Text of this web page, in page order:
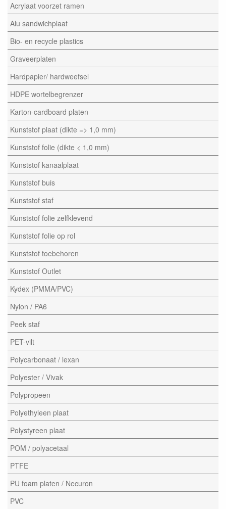
Acrylaat voorzet ramen
Alu sandwichplaat
Bio- en recycle plastics
Graveerplaten
Hardpapier/ hardweefsel
HDPE wortelbegrenzer
Karton-cardboard platen
Kunststof plaat (dikte => 1,0 mm)
Kunststof folie (dikte < 1,0 mm)
Kunststof kanaalplaat
Kunststof buis
Kunststof staf
Kunststof folie zelfklevend
Kunststof folie op rol
Kunststof toebehoren
Kunststof Outlet
Kydex (PMMA/PVC)
Nylon / PA6
Peek staf
PET-vilt
Polycarbonaat / lexan
Polyester / Vivak
Polypropeen
Polyethyleen plaat
Polystyreen plaat
POM / polyacetaal
PTFE
PU foam platen / Necuron
PVC